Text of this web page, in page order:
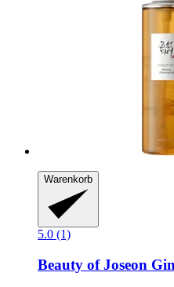
Warenkorb
5.0 (1)
Beauty of Joseon